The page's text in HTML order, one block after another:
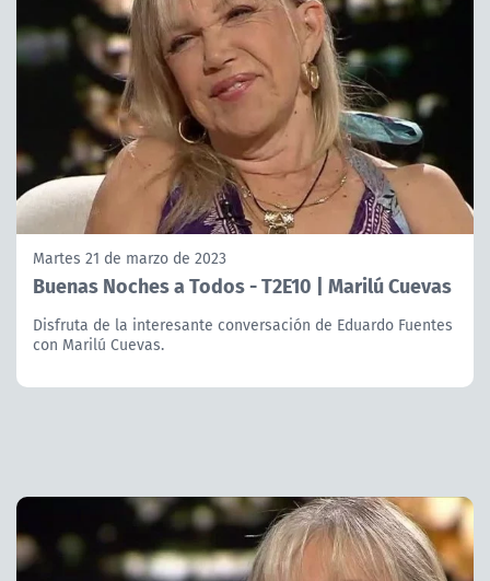
Martes 21 de marzo de 2023
Buenas Noches a Todos - T2E10 | Marilú Cuevas
Disfruta de la interesante conversación de Eduardo Fuentes
con Marilú Cuevas.